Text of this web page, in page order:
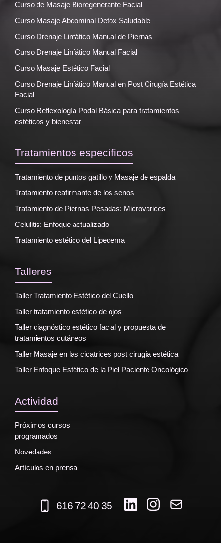
Curso de Masaje Bioregenerante Facial
Curso Masaje Abdominal Detox Saludable
Curso Drenaje Linfático Manual de Piernas
Curso Drenaje Linfático Manual Facial
Curso Masaje Estético Facial
Curso Drenaje Linfático Manual en Post Cirugía Estética
Facial
Curso Reflexología Podal Básica para tratamientos
estéticos y bienestar
Tratamientos específicos
Tratamiento de puntos gatillo y Masaje de espalda
Tratamiento reafirmante de los senos
Tratamiento de Piernas Pesadas: Microvarices
Celulitis: Enfoque actualizado
Tratamiento estético del Lipedema
Talleres
Taller Tratamiento Estético del Cuello
Taller tratamiento estético de ojos
Taller diagnóstico estético facial y propuesta de
tratamientos cutáneos
Taller Masaje en las cicatrices post cirugía estética
Taller Enfoque Estético de la Piel Paciente Oncológico
Actividad
Próximos cursos
programados
Novedades
Artículos en prensa
616 72 40 35